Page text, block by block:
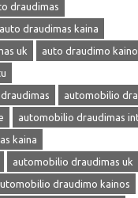
draudimas
auto draudimas kaina
uk
auto draudimo
automobilio
automobilio draudimas
kaina
automobilio draudimas uk
draudimo kainos